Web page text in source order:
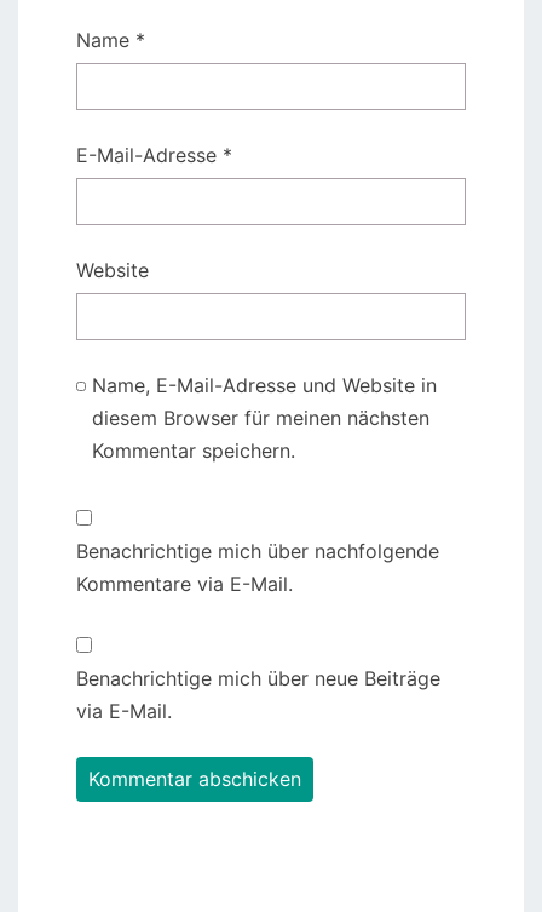
Name *
E-Mail-Adresse *
Website
Name, E-Mail-Adresse und Website in
diesem Browser für meinen nächsten
Kommentar speichern.
Benachrichtige mich über nachfolgende
Kommentare via E-Mail.
Benachrichtige mich über neue Beiträge
via E-Mail.